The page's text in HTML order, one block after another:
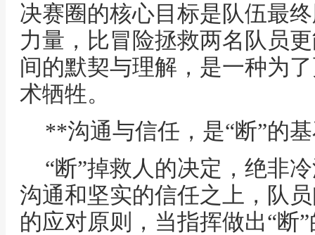
决赛圈的核心目标是队伍最
力量，比冒险拯救两名队员
间的默契与理解，是一种为
术牺牲。
**沟通与信任，是“断”的
“断”掉救人的决定，绝非
沟通和坚实的信任之上，队
的应对原则，当指挥做出“断